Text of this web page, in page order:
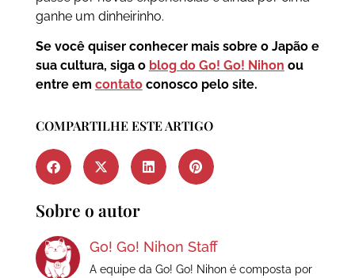
ganhe um dinheirinho.
Se você quiser conhecer mais sobre o Japão e
sua cultura, siga o blog do Go! Go! Nihon ou
entre em contatoconosco pelo site.
COMPARTILHE ESTE ARTIGO
Sobre o autor
Go! Go! Nihon Staff
A equipe da Go! Go! Nihon é composta por